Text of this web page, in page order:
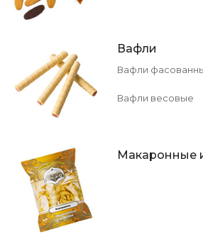
Вафли
Вафли
Вафли весовые
Макаронные